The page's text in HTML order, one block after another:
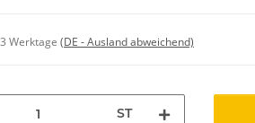
Werktage (DE - Ausland abweichend)
ST